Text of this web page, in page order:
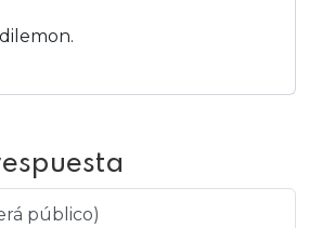
público)